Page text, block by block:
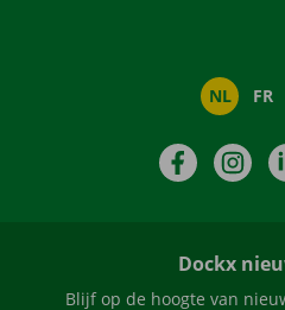
NL FR
Facebook
Dockx
Blijf op de hoogte van